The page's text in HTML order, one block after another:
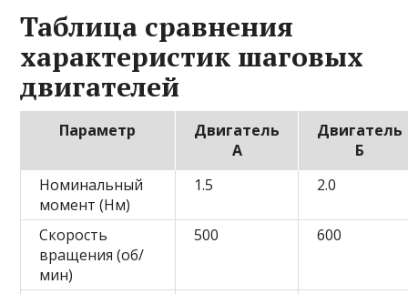
Таблица сравнения
характеристик шаговых
двигателей
Параметр
Двигатель
А
Двигатель
Б
Номинальный
момент (Нм)
1.5 2.0
Скорость
вращения (об/
мин)
500 600